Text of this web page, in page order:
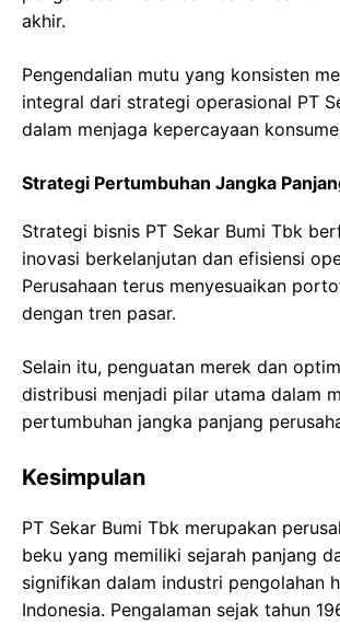
akhir.
Pengendalian mutu yang konsisten
integral dari strategi operasional PT
dalam menjaga kepercayaan
Strategi Pertumbuhan Jangka
Strategi bisnis PT Sekar Bumi Tbk
inovasi berkelanjutan dan efisiensi
Perusahaan terus menyesuaikan
dengan tren pasar.
Selain itu, penguatan merek dan
distribusi menjadi pilar utama dalam
pertumbuhan jangka panjang
Kesimpulan
PT Sekar Bumi Tbk merupakan
beku yang memiliki sejarah panjang
signifikan dalam industri pengolahan
Indonesia. Pengalaman sejak tahun